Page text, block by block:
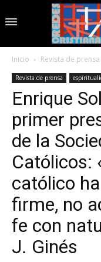
Inicio Revista de prensa
Revista de prensa
Enrique
primer
de la
Católicos:
católico
firme, no
fe con
J. Ginés